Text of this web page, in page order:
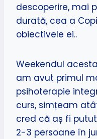
descoperire, mai
durată, cea a
obiectivele ei..
Weekendul
am avut primul
psihoterapie
curs, simțeam
cred că aș fi
2-3 persoane în